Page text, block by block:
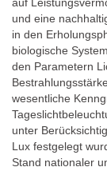
und eine
in den
biologische
den Parametern
wesentliche
unter
Lux festgelegt
Stand nationaler